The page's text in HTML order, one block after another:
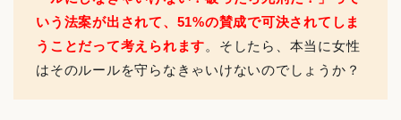
いう法案が出されて、51%の賛成で可決されてしま
うことだって考えられます。そしたら、本当に女性
はそのルールを守らなきゃいけないのでしょうか？